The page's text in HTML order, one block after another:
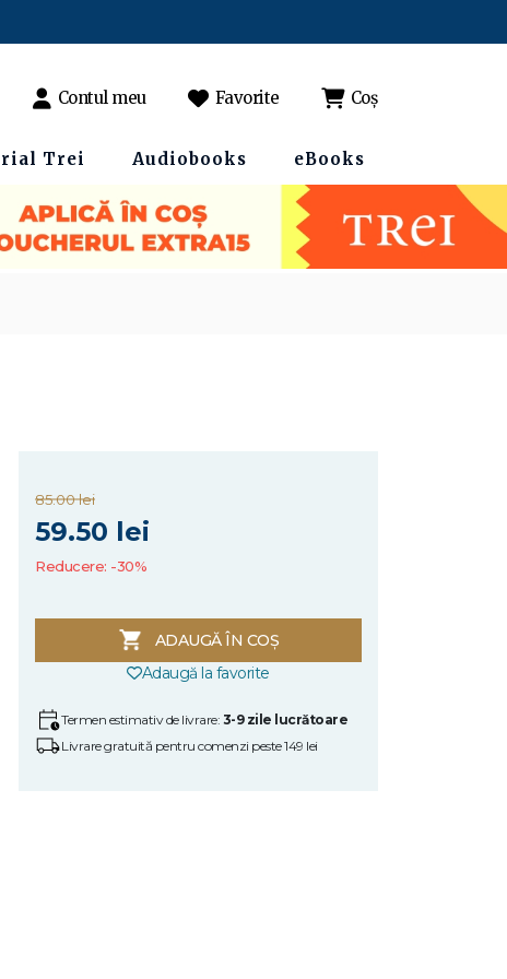
Contul meu Favorite Coș
Trei Audiobooks eBooks
85.00 lei
59.50 lei
Reducere: -30%
ADAUGĂ ÎN COȘ
Adaugă la favorite
Termen estimativ de livrare: 3-9 zile lucrătoare
Livrare gratuită pentru comenzi peste 149 lei